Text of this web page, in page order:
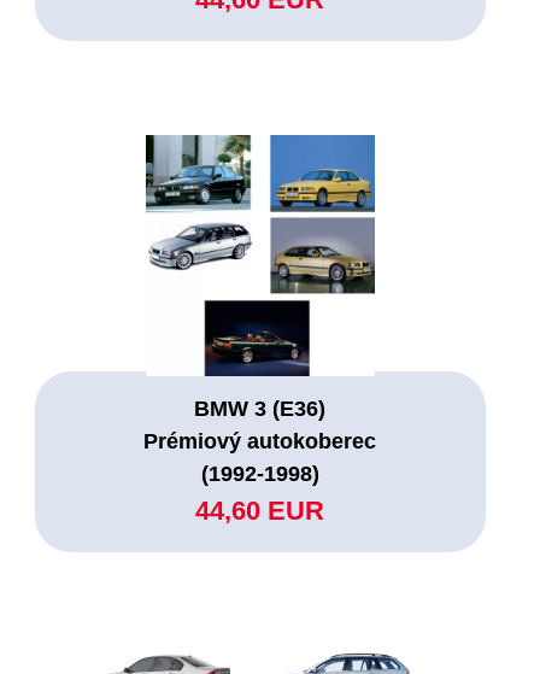
BMW 3 (E36)
Prémiový autokoberec
(1992-1998)
44,60 EUR